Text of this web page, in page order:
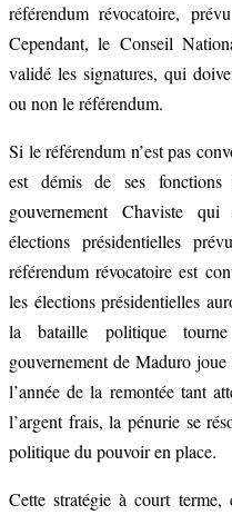
référendum révocatoire,
Cependant, le Conseil
validé les signatures, qui
ou non le référendum.
Si le référendum n’est pas
est démis de ses
gouvernement Chaviste
élections présidentielles
référendum révocatoire est
les élections présidentielles
la bataille politique
gouvernement de Maduro
l’année de la remontée tant
l’argent frais, la pénurie se
politique du pouvoir en place.
Cette stratégie à court terme,